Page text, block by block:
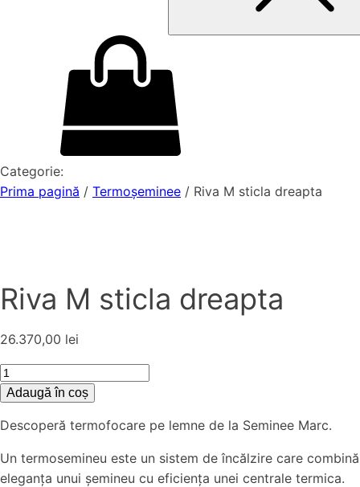
Categorie:
Prima pagină / Termoșeminee / Riva M sticla dreapta
Riva M sticla dreapta
26.370,00 lei
Cantitate
Riva
sticla
dreapta
Adaugă în coș
Descoperă termofocare pe lemne de la Seminee Marc.
Un termosemineu este un sistem de încălzire care combină
eleganța unui șemineu cu eficiența unei centrale termica.